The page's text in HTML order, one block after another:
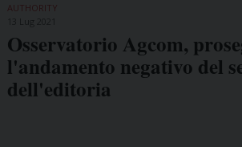
AUTHORITY
Osservatorio Agcom,
l'andamento negativo del
dell'editoria